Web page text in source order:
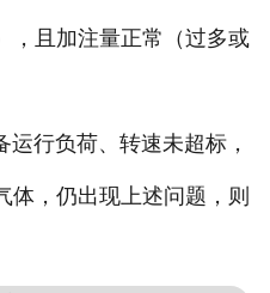
，且加注量正常（过多或
行负荷、转速未超标，
体，仍出现上述问题，则